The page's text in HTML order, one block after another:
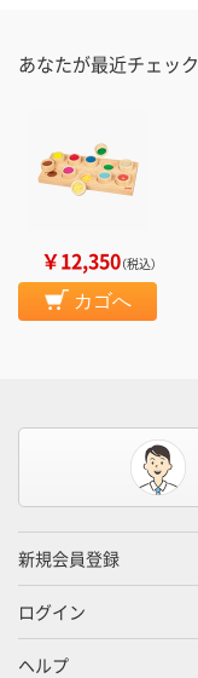
あなたが最近チェッ
￥12,350（税込）
カゴへ
新規会員登録
ログイン
ヘルプ